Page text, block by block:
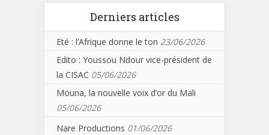
Derniers articles
Eté : l’Afrique donne le ton 23/06/2026
Edito : Youssou Ndour vice-président de
la CISAC 05/06/2026
Mouna, la nouvelle voix d’or du Mali
05/06/2026
Nare Productions 01/06/2026